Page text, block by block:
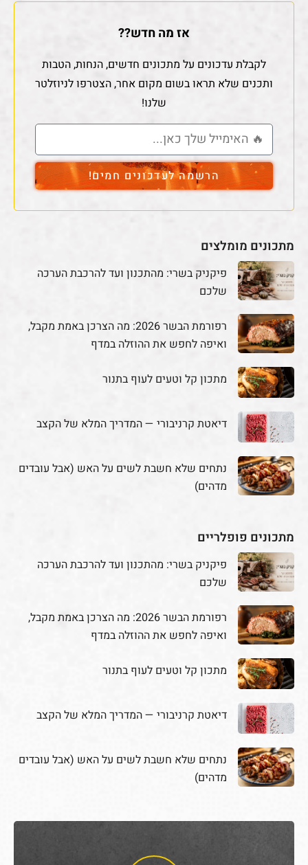
אז מה חדש??
לקבלת עדכונים על מתכונים חדשים, הנחות, הטבות
ותכנים שלא תראו בשום מקום אחר, הצטרפו לניוזלטר
שלנו!
הרשמה לעדכונים חמים!
מתכונים מומלצים
פיקניק בשרי: מהתכנון ועד להרכבת הערכה
שלכם
רפורמת הבשר 2026: מה הצרכן באמת מקבל,
ואיפה לחפש את ההוזלה במדף
מתכון קל וטעים לעוף בתנור
דיאטת קרניבורי — המדריך המלא של הקצב
נתחים שלא חשבת לשים על האש (אבל עובדים
מדהים)
מתכונים פופלריים
פיקניק בשרי: מהתכנון ועד להרכבת הערכה
שלכם
רפורמת הבשר 2026: מה הצרכן באמת מקבל,
ואיפה לחפש את ההוזלה במדף
מתכון קל וטעים לעוף בתנור
דיאטת קרניבורי — המדריך המלא של הקצב
נתחים שלא חשבת לשים על האש (אבל עובדים
מדהים)